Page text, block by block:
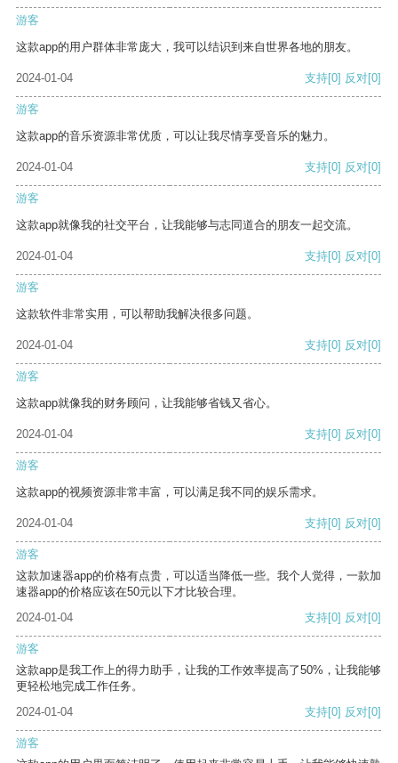
游客
这款app的用户群体非常庞大，我可以结识到来自世界各地的朋友。
2024-01-04 支持[0] 反对[0]
游客
这款app的音乐资源非常优质，可以让我尽情享受音乐的魅力。
2024-01-04 支持[0] 反对[0]
游客
这款app就像我的社交平台，让我能够与志同道合的朋友一起交流。
2024-01-04 支持[0] 反对[0]
游客
这款软件非常实用，可以帮助我解决很多问题。
2024-01-04 支持[0] 反对[0]
游客
这款app就像我的财务顾问，让我能够省钱又省心。
2024-01-04 支持[0] 反对[0]
游客
这款app的视频资源非常丰富，可以满足我不同的娱乐需求。
2024-01-04 支持[0] 反对[0]
游客
这款加速器app的价格有点贵，可以适当降低一些。我个人觉得，一款加
速器app的价格应该在50元以下才比较合理。
2024-01-04
支持[0] 反对[0]
游客
这款app是我工作上的得力助手，让我的工作效率提高了50%，让我能够
更轻松地完成工作任务。
2024-01-04
支持[0] 反对[0]
游客